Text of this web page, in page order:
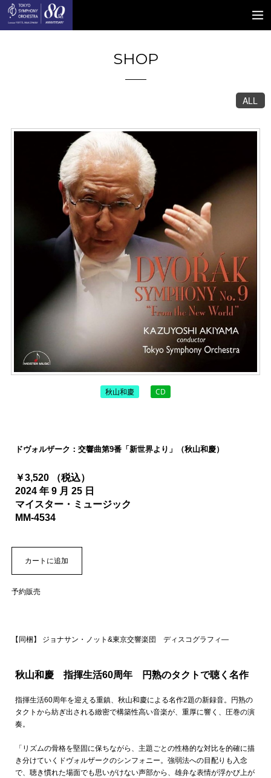
SHOP
ALL
秋山和慶 CD
ドヴォルザーク：交響曲第9番「新世界より」（秋山和慶）
￥3,520 （税込）
2024 年 9 月 25 日
マイスター・ミュージック
MM-4534
予約販売
【同梱】 ジョナサン・ノット&東京交響楽団 ディスコグラフィ―
秋山和慶 指揮生活60周年 円熟のタクトで聴く名作
指揮生活60周年を迎える重鎮、秋山和慶による名作2題の新録音。円熟の
タクトから紡ぎ出される緻密で構築性高い音楽が、重厚に響く、圧巻の演
奏。
「リズムの骨格を堅固に保ちながら、主題ごとの性格的な対比を的確に描
き分けていくドヴォルザークのシンフォニー。強弱法への目配りも入念
で、聴き慣れた場面でも思いがけない声部から、雄弁な表情が浮かび上が